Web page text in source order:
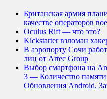
Британская армия
качестве операторов
Oculus Rift — что это?
Kickstarter взломан
В аэропорту Сочи
лиц от Artec Group
Выбор смартфона на
3 — Количество
Обновления Android,